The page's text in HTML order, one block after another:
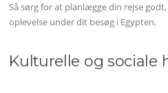
Så sørg for at planlægge din rejse
oplevelse under dit besøg i Egypten.
Kulturelle og sociale